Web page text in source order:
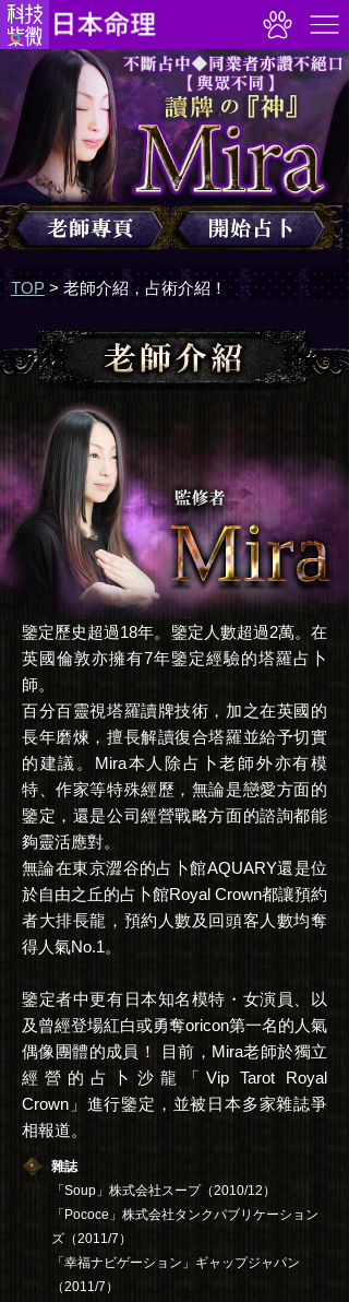
TOP>老師介紹，占術介紹！
鑒定歷史超過18年。鑒定人數超過2萬。在
英國倫敦亦擁有7年鑒定經驗的塔羅占卜
師。
百分百靈視塔羅讀牌技術，加之在英國的
長年磨煉，擅長解讀復合塔羅並給予切實
的建議。Mira本人除占卜老師外亦有模
特、作家等特殊經歷，無論是戀愛方面的
鑒定，還是公司經營戰略方面的諮詢都能
夠靈活應對。
無論在東京澀谷的占卜館AQUARY還是位
於自由之丘的占卜館Royal Crown都讓預約
者大排長龍，預約人數及回頭客人數均奪
得人氣No.1。
鑒定者中更有日本知名模特・女演員、以
及曾經登場紅白或勇奪oricon第一名的人氣
偶像團體的成員！ 目前，Mira老師於獨立
經營的占卜沙龍「Vip Tarot Royal
Crown」進行鑒定，並被日本多家雜誌爭
相報道。
雜誌
「Soup」株式会社スープ（2010/12）
「Pococe」株式会社タンクパブリケーション
ズ（2011/7）
「幸福ナビゲーション」ギャップジャパン
（2011/7）